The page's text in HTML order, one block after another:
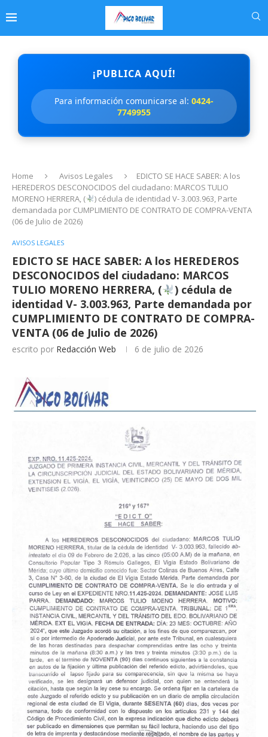
¡PUBLICA AQUÍ!
Para información comunicarse al: 0424-
7749955
Home Avisos Legales
EDICTO SE HACE SABER: A los
HEREDEROS DESCONOCIDOS del ciudadano: MARCOS TULIO
MORENO HERRERA, (
) cédula de identidad V- 3.003.963, Parte
demandada por CUMPLIMIENTO DE CONTRATO DE COMPRA-VENTA
(06 de Julio de 2026)
AVISOS LEGALES
EDICTO SE HACE SABER: A los HEREDEROS
DESCONOCIDOS del ciudadano: MARCOS
TULIO MORENO HERRERA, (
) cédula de
identidad V- 3.003.963, Parte demandada por
CUMPLIMIENTO DE CONTRATO DE COMPRA-
VENTA (06 de Julio de 2026)
escrito por Redacción Web 6 de julio de 2026